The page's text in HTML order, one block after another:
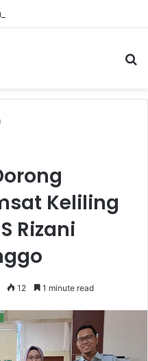
Keliling
Rizani
12 1 minute read